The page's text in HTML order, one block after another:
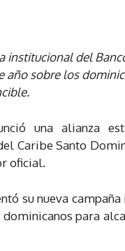
institucional del
año sobre los
una alianza
Caribe Santo
oficial.
su nueva
para